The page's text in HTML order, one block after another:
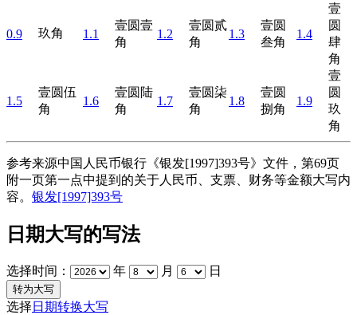
0.9 玖角 1.1
壹圆壹
角
1.2
壹圆贰
角
1.3
壹圆
叁角
1.4
壹
圆
肆
角
1.5
壹圆伍
角
1.6
壹圆陆
角
1.7
壹圆柒
角
1.8
壹圆
捌角
1.9
壹
圆
玖
角
参考来源中国人民币银行《银发[1997]393号》文件，第69页
附一页第一点中提到的关于人民币、支票、财务等金额大写内
容。 银发[1997]393号
日期大写的写法
选择时间： 年 月 日
选择 日期转换大写